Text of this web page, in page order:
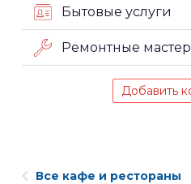
Бытовые услуги
Ремонтные
Добавить
Все кафе и рестораны